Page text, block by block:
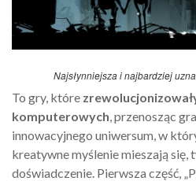
Najsłynniejsza i najbardziej
To gry, które
komputerowych , przenosząc
innowacyjnego uniwersum, w
kreatywne myślenie mieszają się,
doświadczenie. Pierwsza część,